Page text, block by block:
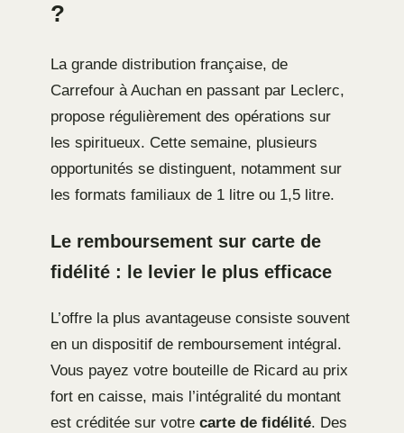
?
La grande distribution française, de
Carrefour à Auchan en passant par Leclerc,
propose régulièrement des opérations sur
les spiritueux. Cette semaine, plusieurs
opportunités se distinguent, notamment sur
les formats familiaux de 1 litre ou 1,5 litre.
Le remboursement sur carte de
fidélité : le levier le plus efficace
L’offre la plus avantageuse consiste souvent
en un dispositif de remboursement intégral.
Vous payez votre bouteille de Ricard au prix
fort en caisse, mais l’intégralité du montant
est créditée sur votre carte de fidélité. Des